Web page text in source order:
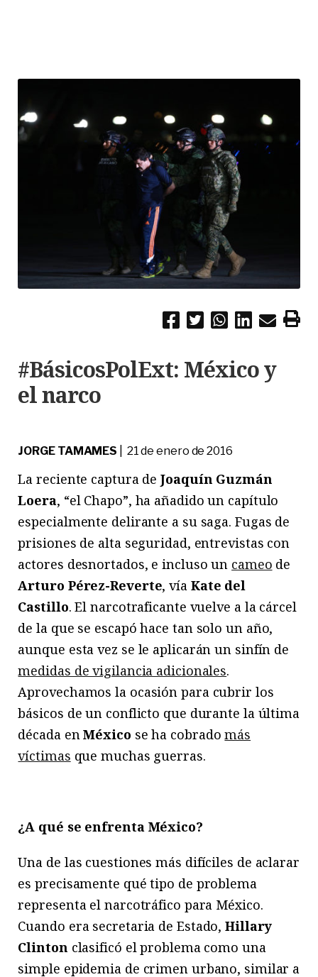
#BásicosPolExt: México y
el narco
JORGE TAMAMES | 21 de enero de 2016
La reciente captura deJoaquín Guzmán
Loera, “el Chapo”, ha añadido un capítulo
especialmente delirante a su saga. Fugas de
prisiones de alta seguridad, entrevistas con
actores desnortados, e incluso un cameo de
Arturo Pérez-Reverte, vía Kate del
Castillo. El narcotraficante vuelve a la cárcel
de la que se escapó hace tan solo un año,
aunque esta vez se le aplicarán un sinfín de
medidas de vigilancia adicionales.
Aprovechamos la ocasión para cubrir los
básicos de un conflicto que durante la última
década enMéxico se ha cobradomás
víctimas que muchas guerras.
¿A qué se enfrenta México?
Una de las cuestiones más difíciles de aclarar
es precisamente qué tipo de problema
representa el narcotráfico para México.
Cuando era secretaria de Estado,Hillary
Clinton clasificó el problema como una
simple epidemia de crimen urbano, similar a